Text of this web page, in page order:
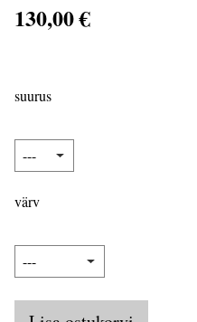
130,00 €
suurus
värv